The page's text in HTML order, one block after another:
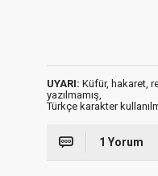
UYARI: Küfür, hakaret,
yazılmamış,
Türkçe karakter
1 Yorum